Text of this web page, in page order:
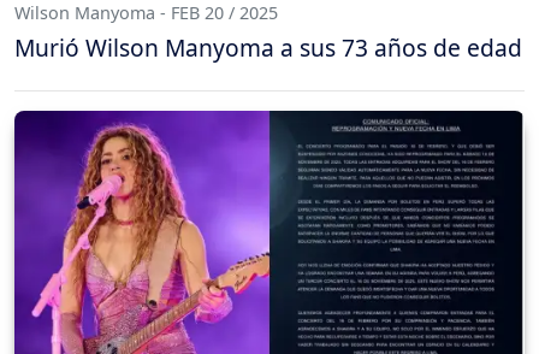
Wilson Manyoma - FEB 20 / 2025
Murió Wilson Manyoma a sus 73 años de edad